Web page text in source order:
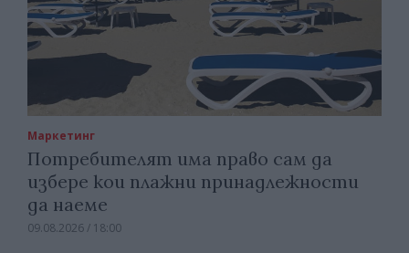
Маркетинг
Потребителят има право сам да
избере кои плажни принадлежности
да наеме
09.08.2026 / 18:00